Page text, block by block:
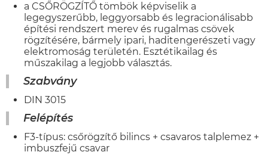
a CSŐRÖGZÍTŐ tömbök képviselik a
legegyszerűbb, leggyorsabb és legracionálisabb
építési rendszert merev és rugalmas csövek
rögzítésére, bármely ipari, haditengerészeti vagy
elektromoság területén. Esztétikailag és
műszakilag a legjobb választás.
Szabvány
DIN 3015
Felépítés
F3-típus: csőrögzítő bilincs + csavaros talplemez +
imbuszfejű csavar